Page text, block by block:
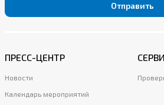
Отправить
ПРЕСС-ЦЕНТР
Новости
Календарь мероприятий